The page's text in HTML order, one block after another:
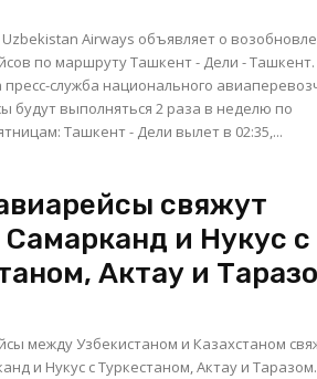
Airways объявляет о
по маршруту Ташкент - Дели -
служба национального
будут выполняться 2 раза в неделю по
вторникам и пятницам: Ташкент - Дели вылет в 02:35,...
свяжут
Самарканд и Нукус с
Актау и
между Узбекистаном и Казахстаном
и Нукус с Туркестаном, Актау и Таразом. Об